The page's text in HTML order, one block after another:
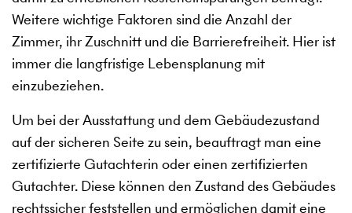
Weitere wichtige Faktoren sind die Anzahl der
Zimmer, ihr Zuschnitt und die Barrierefreiheit. Hier ist
immer die langfristige Lebensplanung mit
einzubeziehen.
Um bei der Ausstattung und dem Gebäudezustand
auf der sicheren Seite zu sein, beauftragt man eine
zertifizierte Gutachterin oder einen zertifizierten
Gutachter. Diese können den Zustand des Gebäudes
rechtssicher feststellen und ermöglichen damit eine